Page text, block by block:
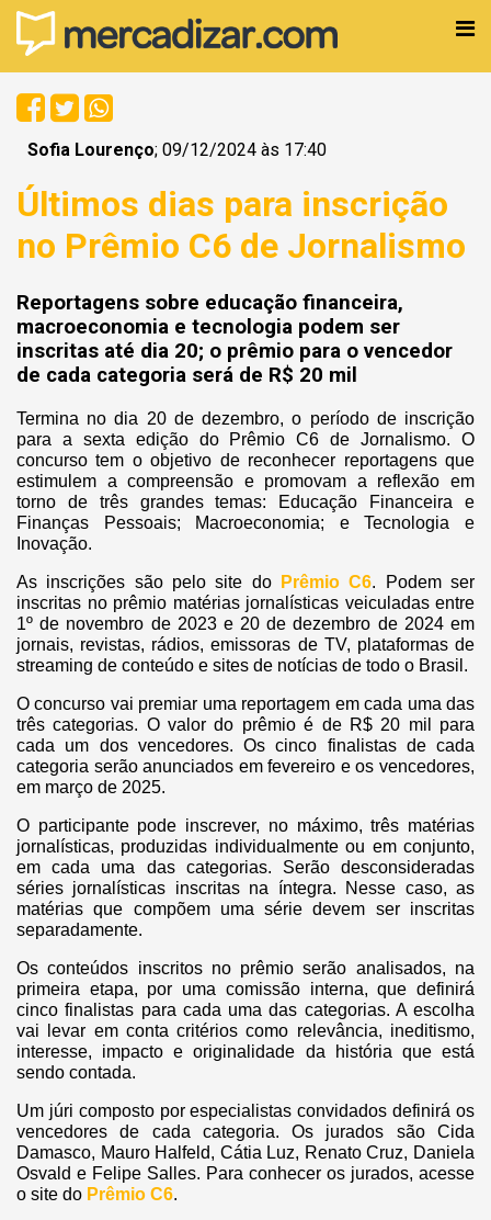
Sofia Lourenço; 09/12/2024 às 17:40
Últimos dias para inscrição
no Prêmio C6 de Jornalismo
Reportagens sobre educação financeira,
macroeconomia e tecnologia podem ser
inscritas até dia 20; o prêmio para o vencedor
de cada categoria será de R$ 20 mil
Termina no dia 20 de dezembro, o período de inscrição
para a sexta edição do Prêmio C6 de Jornalismo. O
concurso tem o objetivo de reconhecer reportagens que
estimulem a compreensão e promovam a reflexão em
torno de três grandes temas: Educação Financeira e
Finanças Pessoais; Macroeconomia; e Tecnologia e
Inovação.
As inscrições são pelo site do Prêmio C6. Podem ser
inscritas no prêmio matérias jornalísticas veiculadas entre
1º de novembro de 2023 e 20 de dezembro de 2024 em
jornais, revistas, rádios, emissoras de TV, plataformas de
streaming de conteúdo e sites de notícias de todo o Brasil.
O concurso vai premiar uma reportagem em cada uma das
três categorias. O valor do prêmio é de R$ 20 mil para
cada um dos vencedores. Os cinco finalistas de cada
categoria serão anunciados em fevereiro e os vencedores,
em março de 2025.
O participante pode inscrever, no máximo, três matérias
jornalísticas, produzidas individualmente ou em conjunto,
em cada uma das categorias. Serão desconsideradas
séries jornalísticas inscritas na íntegra. Nesse caso, as
matérias que compõem uma série devem ser inscritas
separadamente.
Os conteúdos inscritos no prêmio serão analisados, na
primeira etapa, por uma comissão interna, que definirá
cinco finalistas para cada uma das categorias. A escolha
vai levar em conta critérios como relevância, ineditismo,
interesse, impacto e originalidade da história que está
sendo contada.
Um júri composto por especialistas convidados definirá os
vencedores de cada categoria. Os jurados são Cida
Damasco, Mauro Halfeld, Cátia Luz, Renato Cruz, Daniela
Osvald e Felipe Salles. Para conhecer os jurados, acesse
o site do Prêmio C6.